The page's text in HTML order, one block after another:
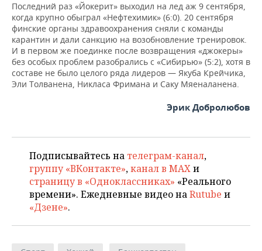
Последний раз «Йокерит» выходил на лед аж 9 сентября,
когда крупно обыграл «Нефтехимик» (6:0). 20 сентября
финские органы здравоохранения сняли с команды
карантин и дали санкцию на возобновление тренировок.
И в первом же поединке после возвращения «джокеры»
без особых проблем разобрались с «Сибирью» (5:2), хотя в
составе не было целого ряда лидеров — Якуба Крейчика,
Эли Толванена, Никласа Фримана и Саку Мяеналанена.
Эрик Добролюбов
Подписывайтесь на телеграм-канал,
группу «ВКонтакте»,канал в MAXи
страницу в «Одноклассниках» «Реального
времени». Ежедневные видео наRutube и
«Дзене».